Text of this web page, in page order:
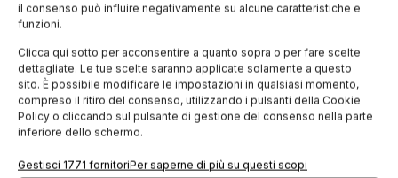
il consenso può influire negativamente su alcune caratteristiche e
funzioni.
Clicca qui sotto per acconsentire a quanto sopra o per fare scelte
dettagliate. Le tue scelte saranno applicate solamente a questo
sito. È possibile modificare le impostazioni in qualsiasi momento,
compreso il ritiro del consenso, utilizzando i pulsanti della Cookie
Policy o cliccando sul pulsante di gestione del consenso nella parte
inferiore dello schermo.
Gestisci 1771 fornitoriPer saperne di più su questi scopi
MECSPE: transizione energetica e mobilità del
futuro
MECSPE torna a BolognaFiere dal 29 al 31 marzo 2023, con
tante novità e un cuore mostra dal titolo “Transizione